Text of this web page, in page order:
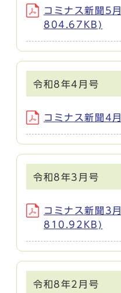
コミナス新聞5
804.67KB)
令和8年4月号
コミナス新聞4
令和8年3月号
コミナス新聞3
810.92KB)
令和8年2月号